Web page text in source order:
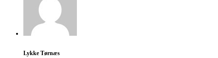
Lykke Tørnæs